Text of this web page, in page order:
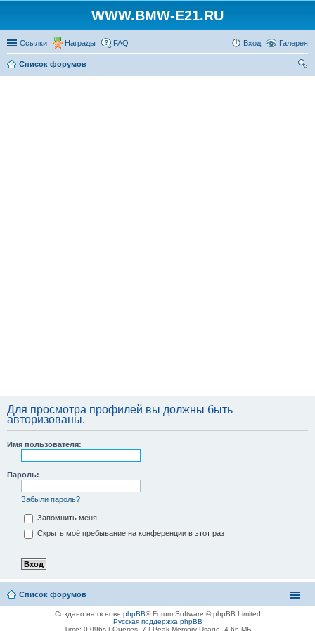
WWW.BMW-E21.RU
Ссылки Награды Галерея
FAQ Вход
Список форумов
Для просмотра профилей вы должны быть
авторизованы.
Имя пользователя:
Пароль:
Забыли пароль?
Запомнить меня
Скрыть моё пребывание на конференции в этот раз
Список форумов
Создано на основе phpBB® Forum Software © phpBB Limited
Русская поддержка phpBB
Time: 0.096s| Queries: 7 | Peak Memory Usage: 4.66 МБ